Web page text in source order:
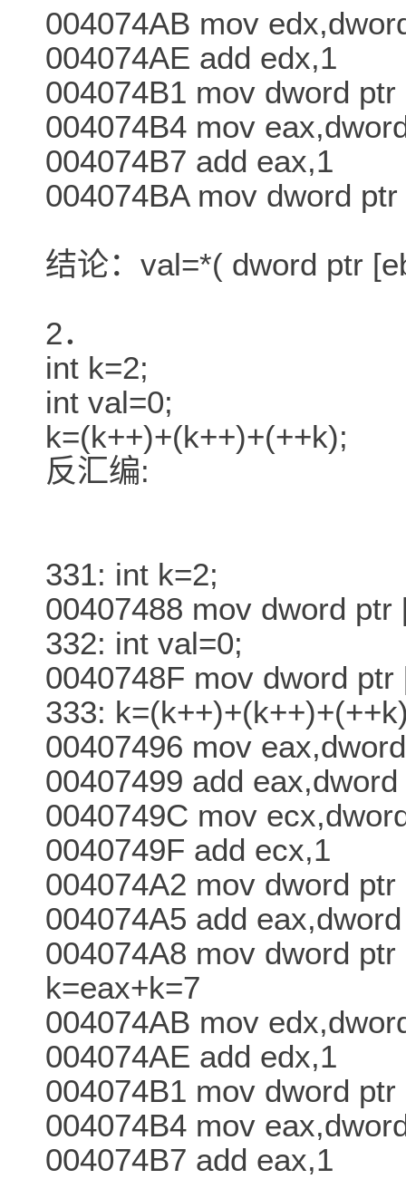
004074AB mov
004074AE add edx,1
004074B1 mov dword
004074B4 mov
004074B7 add eax,1
004074BA mov dword
结论：val=*( dword ptr
2．
int k=2;
int val=0;
k=(k++)+(k++)+(++k);
反汇编:
331: int k=2;
00407488 mov dword ptr
332: int val=0;
0040748F mov dword ptr
333:
00407496 mov
00407499 add
0040749C mov
0040749F add ecx,1
004074A2 mov dword
004074A5 add
004074A8 mov dword
k=eax+k=7
004074AB mov
004074AE add edx,1
004074B1 mov dword
004074B4 mov
004074B7 add eax,1